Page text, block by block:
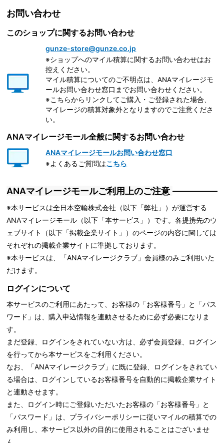
お問い合わせ
このショップに関するお問い合わせ
gunze-store@gunze.co.jp
※ショップへのマイル積算に関するお問い合わせはお
控えください。
マイル積算についてのご不明点は、ANAマイレージモ
ールお問い合わせ窓口までお問い合わせください。
※こちらからリンクしてご購入・ご登録された場合、
マイレージの積算対象外となりますのでご注意くださ
い。
ANAマイレージモール全般に関するお問い合わせ
ANAマイレージモールお問い合わせ窓口
※よくあるご質問はこちら
ANAマイレージモールご利用上のご注意
※本サービスは全日本空輸株式会社（以下「弊社」）が運営する
ANAマイレージモール（以下「本サービス」）です。各提携先のウ
ェブサイト（以下「掲載企業サイト」）のページの内容に関しては
それぞれの掲載企業サイトに準拠しております。
※本サービスは、「ANAマイレージクラブ」会員様のみご利用いた
だけます。
ログインについて
本サービスのご利用にあたって、お客様の「お客様番号」と「パス
ワード」は、購入申込情報を連動させるために必ず必要になりま
す。
まだ登録、ログインをされていない方は、必ず会員登録、ログイン
を行ってから本サービスをご利用ください。
なお、「ANAマイレージクラブ」に既に登録、ログインをされてい
る場合は、ログインしているお客様番号を自動的に掲載企業サイト
と連動させます。
また、ログイン時にご登録いただいたお客様の「お客様番号」と
「パスワード」は、 プライバシーポリシーに従いマイルの積算での
み利用し、本サービス以外の目的に使用されることはございませ